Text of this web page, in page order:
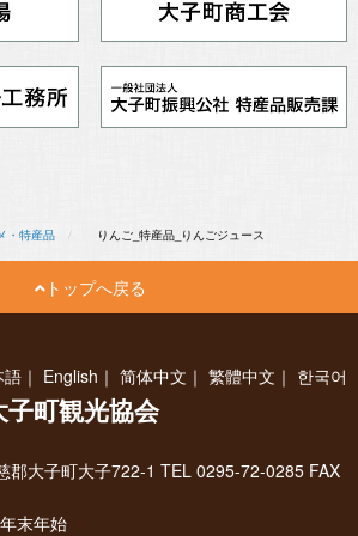
・特産品 りんご_特産品_りんごジュース
トップへ戻る
語 ｜ English ｜简体中文 ｜繁體中文 ｜ 한국어
子町観光協会
郡大子町大子722-1 TEL 0295-72-0285 FAX
末年始